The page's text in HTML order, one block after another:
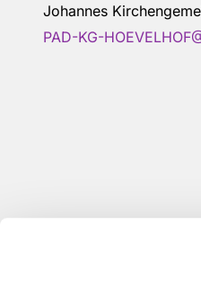
Johannes
PAD-KG-